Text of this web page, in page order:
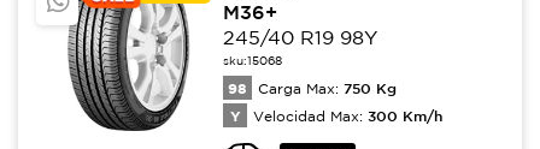
M36+
245/40 R19 98Y
sku:15068
98 Carga Max: 750 Kg
Y Velocidad Max: 300 Km/h